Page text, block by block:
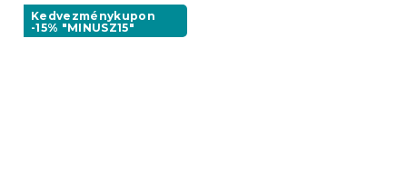
Kedvezménykupon
-15% "MINUSZ15"